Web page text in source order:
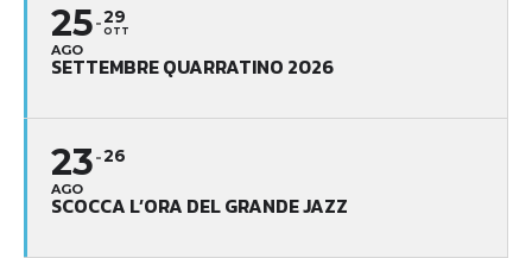
25
AGO
29
OTT
SETTEMBRE QUARRATINO 2026
23
AGO
26
SCOCCA L’ORA DEL GRANDE JAZZ